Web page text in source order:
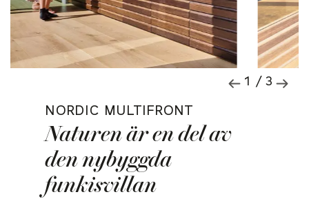
1 / 3
NORDIC MULTIFRONT
Naturen är en del av
den nybyggda
funkisvillan